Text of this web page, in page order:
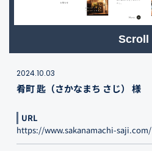
Scroll
2024.10.03
肴町 匙（さかなまち さじ） 様
URL
https://www.sakanamachi-saji.com/